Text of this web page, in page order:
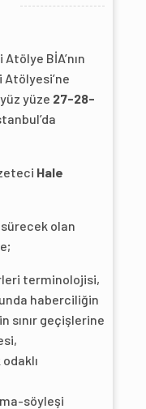
BİA’nın
yüze 27-28-
Hale
sürecek olan
terminolojisi,
haberciliğin
sınır geçişlerine
söyleşi